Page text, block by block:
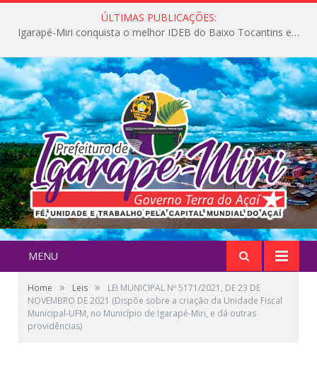
ÚLTIMAS PUBLICAÇÕES:
Igarapé-Miri conquista o melhor IDEB do Baixo Tocantins e avança na qualidade da educação pública
MENU
Home » Leis »
LEI MUNICIPAL Nº 5171/2021, DE 23 DE
NOVEMBRO DE 2021 (Dispõe sobre a criação da Unidade Fiscal
Municipal-UFM, no Município de Igarapé-Miri, e dá outras
providências)